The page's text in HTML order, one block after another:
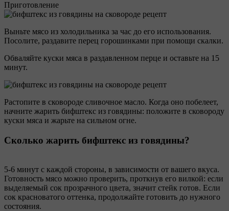
Приготовление
Выньте мясо из холодильника за час до его использования.
Посолите, раздавите перец горошинками при помощи скалки.
Обваляйте куски мяса в раздавленном перце и оставьте на 15
минут.
Растопите в сковороде сливочное масло. Когда оно побелеет,
начните жарить бифштекс из говядины: положите в сковороду
куски мяса и жарьте на сильном огне.
Сколько жарить бифштекс из говядины?
5-6 минут с каждой стороны, в зависимости от вашего вкуса.
Готовность мясо можно проверить, проткнув его вилкой: если
выделяемый сок прозрачного цвета, значит стейк готов. Если
сок красноватого оттенка, продолжайте готовить до нужного
состояния.